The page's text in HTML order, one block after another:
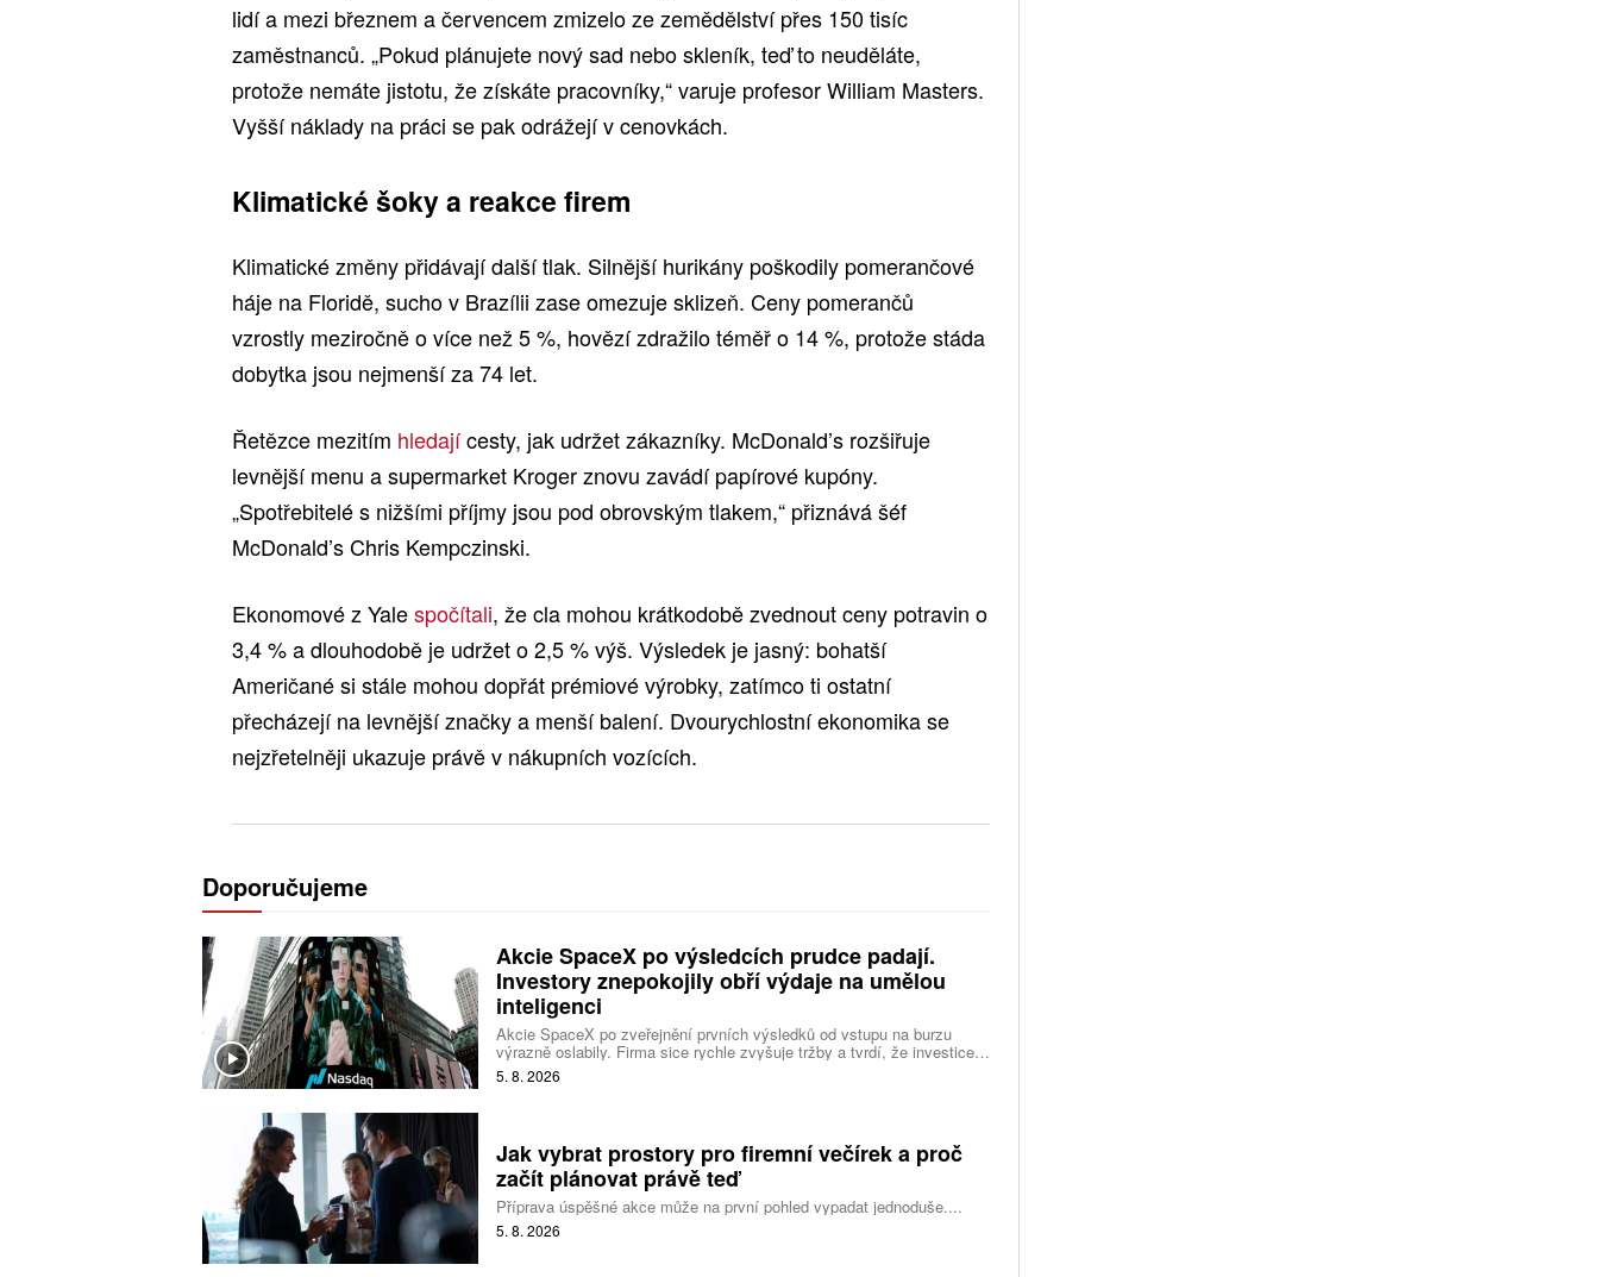
lidí a mezi březnem a červencem zmizelo ze zemědělství přes 150 tisíc
zaměstnanců. „Pokud plánujete nový sad nebo skleník, teď to neuděláte,
protože nemáte jistotu, že získáte pracovníky,“ varuje profesor William Masters.
Vyšší náklady na práci se pak odrážejí v cenovkách.
Klimatické šoky a reakce firem
Klimatické změny přidávají další tlak. Silnější hurikány poškodily pomerančové
háje na Floridě, sucho v Brazílii zase omezuje sklizeň. Ceny pomerančů
vzrostly meziročně o více než 5 %, hovězí zdražilo téměř o 14 %, protože stáda
dobytka jsou nejmenší za 74 let.
Řetězce mezitím hledajícesty, jak udržet zákazníky. McDonald’s rozšiřuje
levnější menu a supermarket Kroger znovu zavádí papírové kupóny.
„Spotřebitelé s nižšími příjmy jsou pod obrovským tlakem,“ přiznává šéf
McDonald’s Chris Kempczinski.
Ekonomové z Yalespočítali, že cla mohou krátkodobě zvednout ceny potravin o
3,4 % a dlouhodobě je udržet o 2,5 % výš. Výsledek je jasný: bohatší
Američané si stále mohou dopřát prémiové výrobky, zatímco ti ostatní
přecházejí na levnější značky a menší balení. Dvourychlostní ekonomika se
nejzřetelněji ukazuje právě v nákupních vozících.
Doporučujeme
Akcie SpaceX po výsledcích prudce padají.
Investory znepokojily obří výdaje na umělou
inteligenci
Akcie SpaceX po zveřejnění prvních výsledků od vstupu na burzu
výrazně oslabily. Firma sice rychle zvyšuje tržby a tvrdí, že investice
do umělé inteligence se vracejí mnohem rychleji než dříve, investoři ale
dál řeší, zda je tempo rekordních výdajů dlouhodobě udržitelné.
5. 8. 2026
Jak vybrat prostory pro firemní večírek a proč
začít plánovat právě teď
Příprava úspěšné akce může na první pohled vypadat jednoduše....
5. 8. 2026